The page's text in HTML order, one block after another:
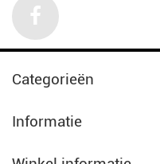
Categorieën
Informatie